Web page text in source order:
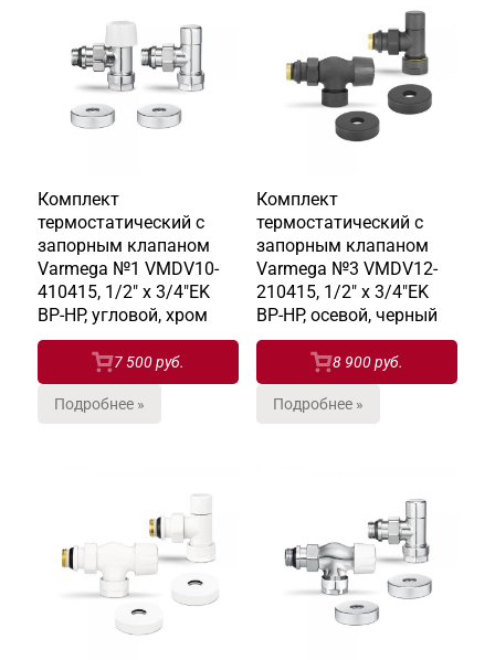
Комплект
термостатический с
запорным клапаном
Varmega №1 VMDV10-
410415, 1/2" x 3/4"EK
ВР-НР, угловой, хром
7 500 руб.
Подробнее »
Комплект
термостатический с
запорным клапаном
Varmega №3 VMDV12-
210415, 1/2" x 3/4"EK
ВР-НР, осевой, черный
8 900 руб.
Подробнее »